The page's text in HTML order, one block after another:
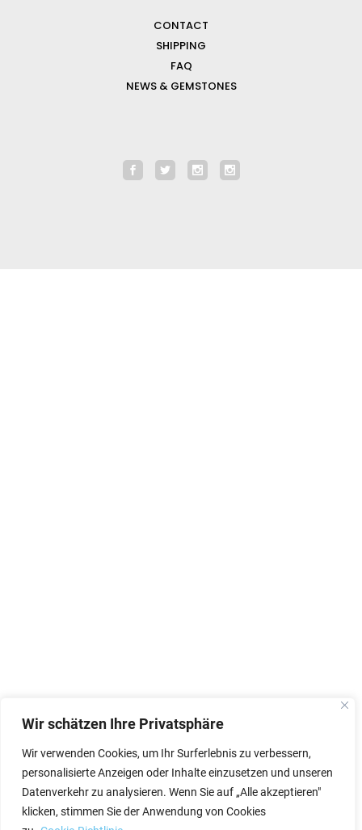
Wir schätzen Ihre Privatsphäre
Wir verwenden Cookies, um Ihr Surferlebnis zu verbessern,
personalisierte Anzeigen oder Inhalte einzusetzen und unseren
Datenverkehr zu analysieren. Wenn Sie auf „Alle akzeptieren"
klicken, stimmen Sie der Anwendung von Cookies
CONTACT
SHIPPING
FAQ
NEWS & GEMSTONES